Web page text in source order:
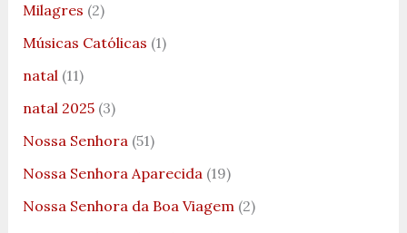
Milagres (2)
Músicas Católicas (1)
natal (11)
natal 2025(3)
Nossa Senhora (51)
Nossa Senhora Aparecida (19)
Nossa Senhora da Boa Viagem (2)